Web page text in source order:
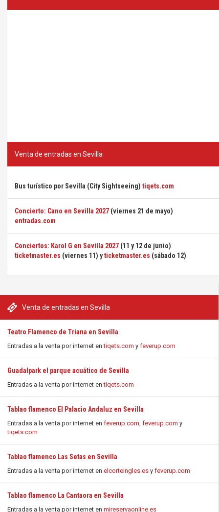
Venta de entradas en Sevilla
Teatro Flamenco de Triana en Sevilla
Entradas a la venta por internet entiqets.com y feverup.com
Guadalpark el parque acuático de Sevilla
Entradas a la venta por internet entiqets.com
Tablao flamenco El Palacio Andaluz en Sevilla
Entradas a la venta por internet en feverup.com, feverup.com y
tiqets.com
Tablao flamenco Las Setas en Sevilla
Entradas a la venta por internet en elcorteingles.es y feverup.com
Tablao flamenco La Cantaora en Sevilla
Entradas a la venta por internet en mireservaonline.es
Venta de entradas en Sevilla
Bus turístico por Sevilla (City Sightseeing) tiqets.com
Concierto: Cano en Sevilla 2027 (viernes 21 de mayo)
entradas.com
Conciertos: Karol G en Sevilla 2027 (11 y 12 de junio)
ticketmaster.es (viernes 11) yticketmaster.es (sábado 12)